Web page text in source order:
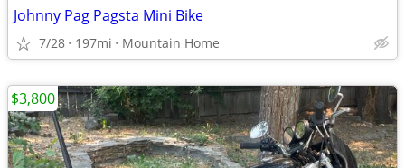
Johnny Pag Pagsta Mini Bike
7/28 197mi Mountain Home
$3,800